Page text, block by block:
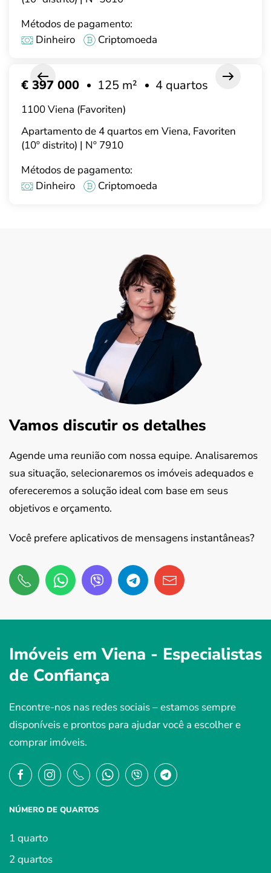
Métodos de pagamento:
Dinheiro
Criptomoeda
Apartamento de 4 quartos em Viena, Favoriten
(10º distrito) | Nº 7910
€ 397 000 125 m² 4 quartos
1100 Viena (Favoriten)
Métodos de pagamento:
Dinheiro
Criptomoeda
Vamos discutir os detalhes
Agende uma reunião com nossa equipe. Analisaremos
sua situação, selecionaremos os imóveis adequados e
ofereceremos a solução ideal com base em seus
objetivos e orçamento.
Você prefere aplicativos de mensagens instantâneas?
Imóveis em Viena - Especialistas
de Confiança
Encontre-nos nas redes sociais – estamos sempre
disponíveis e prontos para ajudar você a escolher e
comprar imóveis.
NÚMERO DE QUARTOS
1 quarto
2 quartos